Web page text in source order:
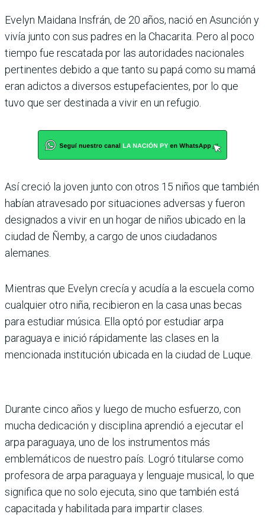
Evelyn Maidana Insfrán, de 20 años, nació en Asunción y
vivía junto con sus padres en la Chacarita. Pero al poco
tiempo fue rescatada por las autoridades nacionales
pertinentes debido a que tanto su papá como su mamá
eran adictos a diversos estupefacientes, por lo que
tuvo que ser destinada a vivir en un refugio.
Así creció la joven junto con otros 15 niños que también
habían atravesado por situaciones adversas y fueron
designados a vivir en un hogar de niños ubicado en la
ciudad de Ñemby, a cargo de unos ciudadanos
alemanes.
Mientras que Evelyn crecía y acudía a la escuela como
cualquier otro niña, recibieron en la casa unas becas
para estudiar música. Ella optó por estudiar arpa
paraguaya e inició rápidamente las clases en la
mencionada institución ubicada en la ciudad de Luque.
Durante cinco años y luego de mucho esfuerzo, con
mucha dedicación y disciplina aprendió a ejecutar el
arpa paraguaya, uno de los instrumentos más
emblemáticos de nuestro país. Logró titularse como
profesora de arpa paraguaya y lenguaje musical, lo que
significa que no solo ejecuta, sino que también está
capacitada y habilitada para impartir clases.